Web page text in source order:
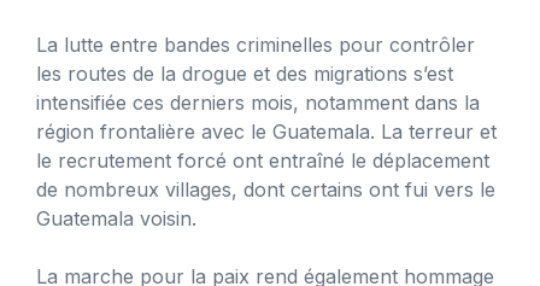
La lutte entre bandes criminelles pour contrôler
les routes de la drogue et des migrations s’est
intensifiée ces derniers mois, notamment dans la
région frontalière avec le Guatemala. La terreur et
le recrutement forcé ont entraîné le déplacement
de nombreux villages, dont certains ont fui vers le
Guatemala voisin.
La marche pour la paix rend également hommage